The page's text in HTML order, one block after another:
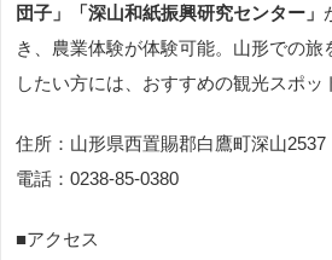
団子」「深山和紙振興研究センター」
き、農業体験が体験可能。山形での旅
したい方には、おすすめの観光スポッ
住所：山形県西置賜郡白鷹町深山2537
電話：0238-85-0380
■アクセス